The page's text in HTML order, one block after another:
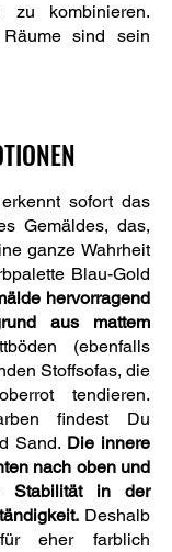
zu kombinieren.
sind sein
sofort das
Gemäldes, das,
ganze Wahrheit
Blau-Gold
hervorragend
aus mattem
(ebenfalls
Stoffsofas, die
tendieren.
findest Du
Sand. Die innere
nach oben und
Stabilität in der
Deshalb
eher farblich